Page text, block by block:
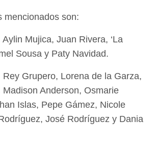
mencionados son:
Mujica, Juan Rivera, ‘La
Sousa y Paty Navidad.
Grupero, Lorena de la Garza,
Anderson, Osmarie
Islas, Pepe Gámez, Nicole
José Rodríguez y Dania